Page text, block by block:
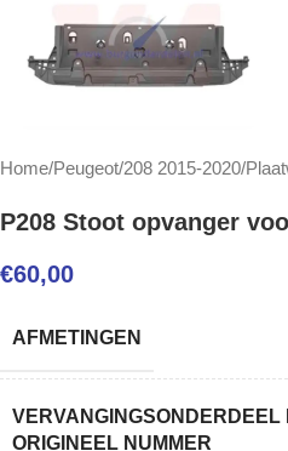
Home/Peugeot/208 2015-2020/
P208 Stoot opvanger
€60,00
AFMETINGEN
VERVANGINGSONDERDEEL
ORIGINEEL NUMMER